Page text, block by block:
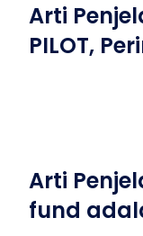
Arti
PILOT,
Arti
fund